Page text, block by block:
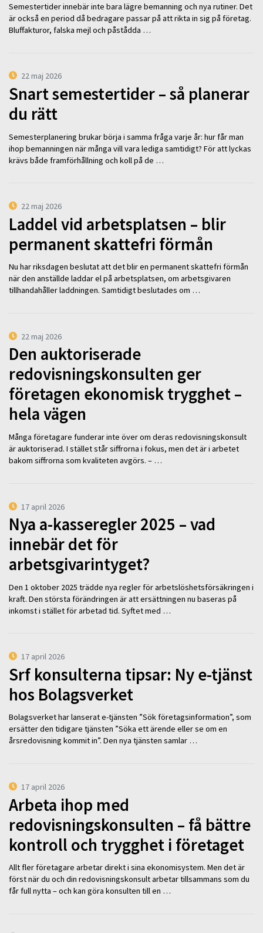
Semestertider innebär inte bara lägre bemanning och nya rutiner. Det
är också en period då bedragare passar på att rikta in sig på företag.
Bluffakturor, falska mejl och påstådda …
22 maj 2026
Snart semestertider – så planerar
du rätt
Semesterplanering brukar börja i samma fråga varje år: hur får man
ihop bemanningen när många vill vara lediga samtidigt? För att lyckas
krävs både framförhållning och koll på de …
22 maj 2026
Laddel vid arbetsplatsen – blir
permanent skattefri förmån
Nu har riksdagen beslutat att det blir en permanent skattefri förmån
när den anställde laddar el på arbetsplatsen, om arbetsgivaren
tillhandahåller laddningen. Samtidigt beslutades om …
22 maj 2026
Den auktoriserade
redovisningskonsulten ger
företagen ekonomisk trygghet –
hela vägen
Många företagare funderar inte över om deras redovisningskonsult
är auktoriserad. I stället står siffrorna i fokus, men det är i arbetet
bakom siffrorna som kvaliteten avgörs. – …
17 april 2026
Nya a-kasseregler 2025 – vad
innebär det för
arbetsgivarintyget?
Den 1 oktober 2025 trädde nya regler för arbetslöshetsförsäkringen i
kraft. Den största förändringen är att ersättningen nu baseras på
inkomst i stället för arbetad tid. Syftet med …
17 april 2026
Srf konsulterna tipsar: Ny e-tjänst
hos Bolagsverket
Bolagsverket har lanserat e-tjänsten ”Sök företagsinformation”, som
ersätter den tidigare tjänsten ”Söka ett ärende eller se om en
årsredovisning kommit in”. Den nya tjänsten samlar …
17 april 2026
Arbeta ihop med
redovisningskonsulten – få bättre
kontroll och trygghet i företaget
Allt fler företagare arbetar direkt i sina ekonomisystem. Men det är
först när du och din redovisningskonsult arbetar tillsammans som du
får full nytta – och kan göra konsulten till en …